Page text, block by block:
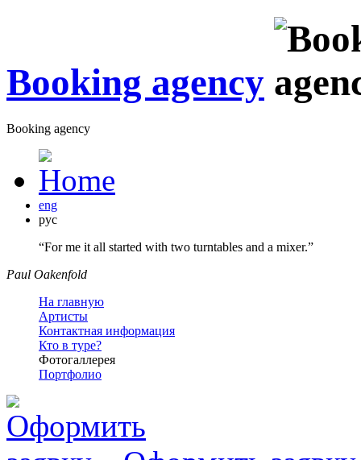
Booking agency
Booking agency
eng
рус
“For me it all started with two turntables and a mixer.”
Paul Oakenfold
На главную
Артисты
Контактная информация
Кто в туре?
Фотогаллерея
Портфолио